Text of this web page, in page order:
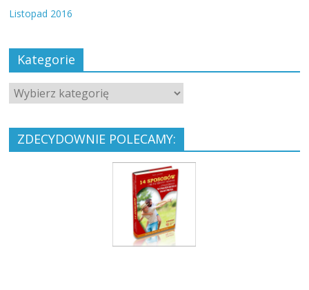
Listopad 2016
Kategorie
ZDECYDOWNIE POLECAMY: